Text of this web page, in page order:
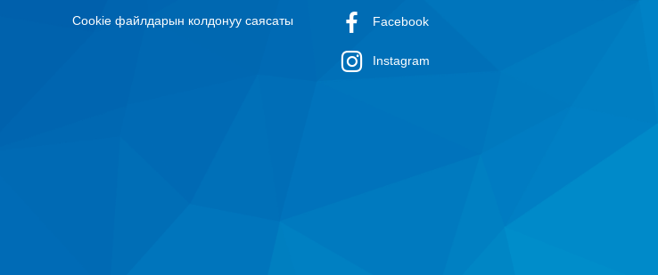
Cookie файлдарын колдонуу саясаты Facebook
Instagram